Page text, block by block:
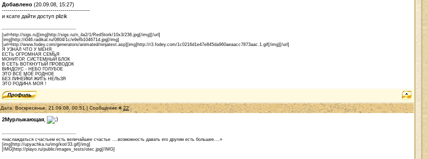
Добавлено (20.09.08, 15:27)
---------------------------------------------
и ксате дайти доступ plizik
[url=http://sigs.ru][img]http://sigs.ru/n_ila2/1/RedStork/10x3/236.jpg[/img][/url]
[img]http://i046.radikal.ru/0804/1c/e9efb104671d.jpg[/img]
[url=http://www.fodey.com/generators/animated/ninjatext.asp][img]http://r3.fodey.com/1c0216d1e47e845da960aeaacc7873aac.1.gif[/img][/url]
Я УЗНАЛ ЧТО У МЕНЯ_
ЕСТЬ ОГРОМНАЯ СЕМЬЯ
МОНИТОР, СИСТЕМНЫЙ БЛОК
В СЕТЬ ВОТКНУТЫЙ ПРОВОДОК
ВИНДОУС - НЕБО ГОЛУБОЕ
ЭТО ВСЁ МОЁ РОДНОЕ
БЕЗ ЛИНЕЙКИ ЖИТЬ НЕЛЬЗЯ
ЭТО РОДИНА МОЯ !
Дата: Воскресенье, 21.09.08, 00:51 | Сообщение #22
2Мурлыкающая
«наслаждаться счастьем есть величайшее счастье ….возможность давать его другим есть большее….»
[img]http://upyachka.ru/img/kot/33.gif[/img]
[IMG]http://playo.ru/public/images_tests/otec.jpg[/IMG]